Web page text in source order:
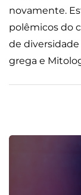
novamente.
polêmicos do
de
grega e